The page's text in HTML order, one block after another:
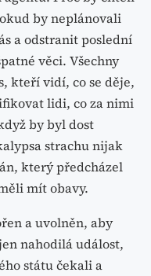
by neplánovali
a odstranit poslední
věci. Všechny
kteří vidí, co se děje,
lidi, co za nimi
by byl dost
strachu nijak
který předcházel
mít obavy.
a uvolněn, aby
nahodilá událost,
státu čekali a